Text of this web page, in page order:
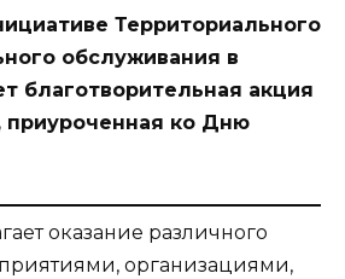
Территориального
обслуживания в
благотворительная акция
приуроченная ко Дню
оказание различного
организациями,